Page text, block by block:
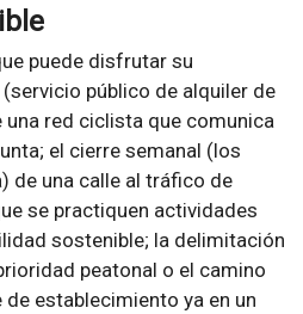
puede disfrutar su
público de alquiler de
red ciclista que comunica
el cierre semanal (los
de una calle al tráfico de
se practiquen actividades
sostenible; la delimitación
peatonal o el camino
establecimiento ya en un